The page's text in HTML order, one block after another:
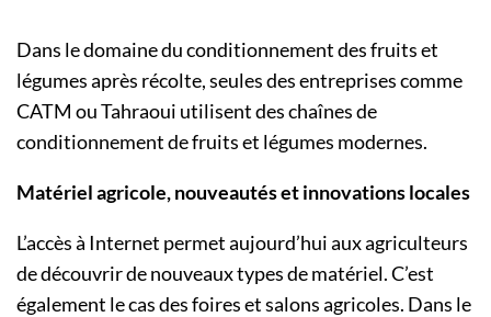
Dans le domaine du conditionnement des fruits et
légumes après récolte, seules des entreprises comme
CATM ou Tahraoui utilisent des chaînes de
conditionnement de fruits et légumes modernes.
Matériel agricole, nouveautés et innovations locales
L’accès à Internet permet aujourd’hui aux agriculteurs
de découvrir de nouveaux types de matériel. C’est
également le cas des foires et salons agricoles. Dans le